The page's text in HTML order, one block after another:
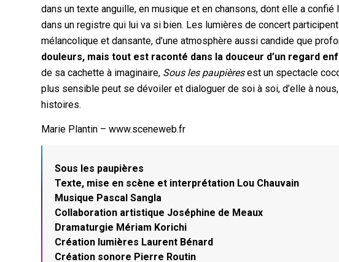
dans un texte anguille, en musique et en chansons, dont elle a
dans un registre qui lui va si bien. Les lumières de concert
mélancolique et dansante, d’une atmosphère aussi candide que
douleurs, mais tout est raconté dans la douceur d’un regard
de sa cachette à imaginaire, Sous les paupièresest un spectacle
plus sensible peut se dévoiler et dialoguer de soi à soi, d’elle à
histoires.
Marie Plantin – www.sceneweb.fr
Sous les paupières
Texte, mise en scène et interprétation Lou Chauvain
Musique Pascal Sangla
Collaboration artistique Joséphine de Meaux
Dramaturgie Mériam Korichi
Création lumières Laurent Bénard
Création sonore Pierre Routin